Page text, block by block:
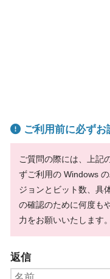
ご利用前に必ず
ご質問の際には、上記
ずご利用の Windows
ジョンとビット数、具
の確認のために何度も
力をお願いいたします。
返信